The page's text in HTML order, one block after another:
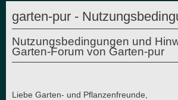
garten-pur -
Nutzungsbedingungen und
Garten-Forum von Garten-pur
Liebe Garten- und Pflanzenfreunde,